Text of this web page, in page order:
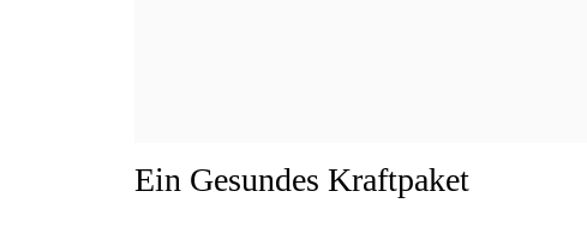
Ein Gesundes Kraftpaket